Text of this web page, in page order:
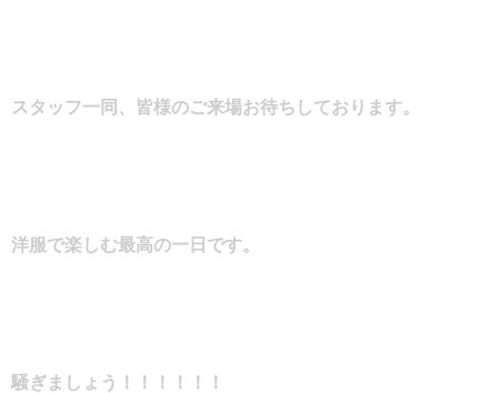
スタッフ一同、皆様のご来場お待ちしております。
洋服で楽しむ最高の一日です。
騒ぎましょう！！！！！！